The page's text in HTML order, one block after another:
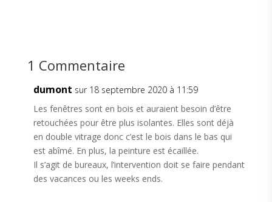
1 Commentaire
dumont sur 18 septembre 2020 à 11:59
Les fenêtres sont en bois et auraient besoin d’être
retouchées pour être plus isolantes. Elles sont déjà
en double vitrage donc c’est le bois dans le bas qui
est abîmé. En plus, la peinture est écaillée.
Il s’agit de bureaux, l’intervention doit se faire pendant
des vacances ou les weeks ends.